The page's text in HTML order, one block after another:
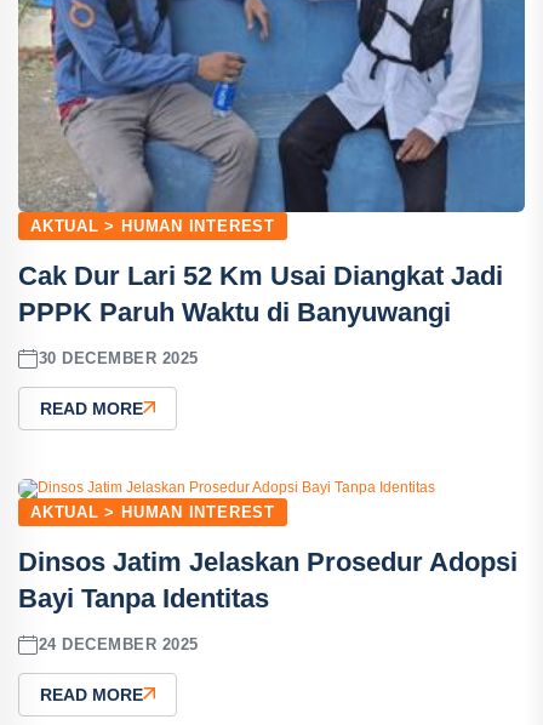
AKTUAL > HUMAN INTEREST
Cak Dur Lari 52 Km Usai Diangkat Jadi
PPPK Paruh Waktu di Banyuwangi
30 DECEMBER 2025
READ MORE
AKTUAL > HUMAN INTEREST
Dinsos Jatim Jelaskan Prosedur Adopsi
Bayi Tanpa Identitas
24 DECEMBER 2025
READ MORE